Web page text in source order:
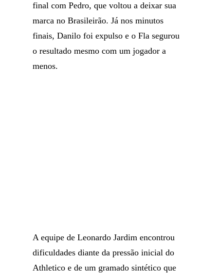
final com Pedro, que voltou a deixar sua
marca no Brasileirão. Já nos minutos
finais, Danilo foi expulso e o Fla segurou
o resultado mesmo com um jogador a
menos.
A equipe de Leonardo Jardim encontrou
dificuldades diante da pressão inicial do
Athletico e de um gramado sintético que